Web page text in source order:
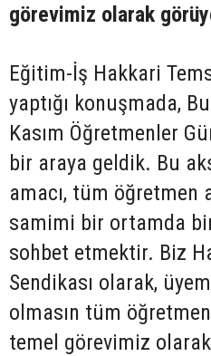
görevimiz olarak
Eğitim-İş Hakkari
yaptığı konuşmada,
Kasım Öğretmenler
bir araya geldik. Bu
amacı, tüm öğretmen
samimi bir ortamda
sohbet etmektir. Biz
Sendikası olarak,
olmasın tüm
temel görevimiz